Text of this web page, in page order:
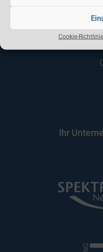
Cookie-Richtlinie
Ihr